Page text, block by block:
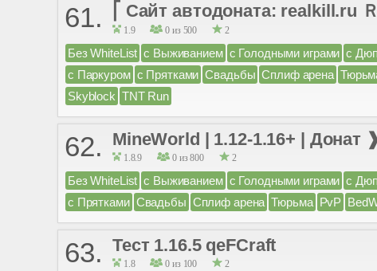
61. ⎡ Сайт автодоната: realkill.ru
1.9 0 из 500 2
Без WhiteList с Выживанием с Голодными играми с
с Паркуром с Прятками Свадьбы Сплиф арена
Skyblock TNT Run
62. MineWorld | 1.12-1.16+ | Донат
1.8.9 0 из 800 2
Без WhiteList с Выживанием с Голодными играми с
с Прятками Свадьбы Сплиф арена Тюрьма PvP
63. Тест 1.16.5 qeFCraft
1.8 0 из 100 2